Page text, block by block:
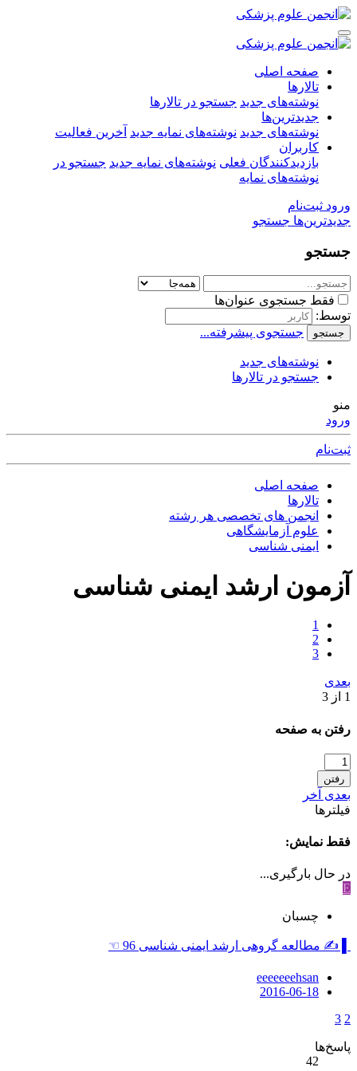
صفحه اصلی
تالارها
نوشته‌های جدید جستجو در تالارها
جدیدترین‌ها
نوشته‌های جدید نوشته‌های نمایه جدید آخرین فعالیت
کاربران
بازدیدکنندگان فعلی نوشته‌های نمایه جدید جستجو در
نوشته‌های نمایه
ورود ثبت‌نام
جدیدترین‌ها جستجو
جستجو
فقط جستجوی عنوان‌ها
توسط:
جستجو جستجوی پیشرفته...
نوشته‌های جدید
جستجو در تالارها
منو
ورود
ثبت‌نام
صفحه اصلی
تالارها
انجمن های تخصصی هر رشته
علوم آزمایشگاهی
ایمنی شناسی
آزمون ارشد ایمنی شناسی
1
2
3
بعدی
1 از 3
رفتن به صفحه
رفتن
بعدی آخر
فیلترها
فقط نمایش:
در حال بارگیری...
E
چسبان
▌ ✍ مطالعه گروهی ارشد ایمنی شناسی 96 ☜
eeeeeeehsan
2016-06-18
2
3
پاسخ‌ها
42